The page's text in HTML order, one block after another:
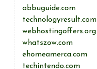
abbuguide.com
technologyresult.com
webhostingoffers.org
whatszow.com
ehomeamerca.com
techintendo.com